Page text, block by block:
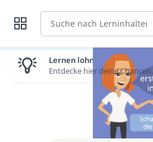
Suche
Lernen lohnt sich!
Entdecke hier deine Chancen.